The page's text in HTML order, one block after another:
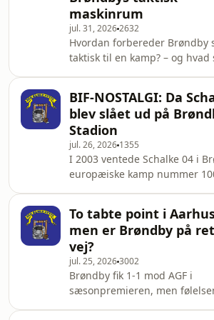
ser blandt andet på:Hvorfor
kan være et regulært
han adskiller sig fra Nicolai
Vallys.Hvorfor han udfordrer
mere – men også fejler mere
maskinrum
jul. 31, 20262632
Hvordan forbereder Brøndby
taktisk til en kamp? – og hvad
Morten Brøndby Stadion og
Brøndbys senioranalytiker,
Lopdrup.Carl-Emil fortæller
fra Masterclass over
tilbage til Brøndby, hvor han
sommer fulgte med Thomas
Nørgaard hjem til klubben,
har arbejde
BIF-NOSTALGI: Da
blev slået ud på
Stadion
jul. 26, 2026 1355
I 2003 ventede Schalke 04 i
europæiske kamp nummer
legenden Ebbe Sand og den
FCK-spiller Christian Poulsen.
Brøndby havde tabt 2-1 i
Gelsenkirchen, men på et
Brøndby Stadion blev
af de europæiske aftener, der
lever i erindringen hos
To tabte point i
men er Brøndby på
vej?
jul. 25, 20263002
Brøndby fik 1-1 mod AGF i
sæsonpremieren, men